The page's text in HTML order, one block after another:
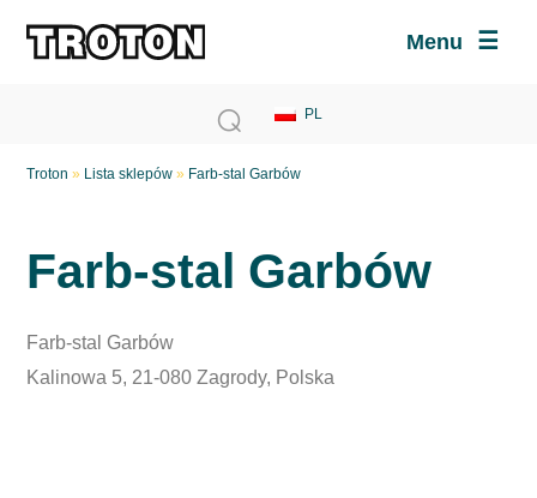
Menu
Troton » Lista sklepów » Farb-stal Garbów
Farb-stal Garbów
Farb-stal Garbów
Kalinowa 5, 21-080 Zagrody, Polska